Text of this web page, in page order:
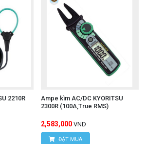
2210R
Ampe kìm AC/DC KYORITSU
2300R (100A,True RMS)
2,583,000 VND
ĐẶT MUA